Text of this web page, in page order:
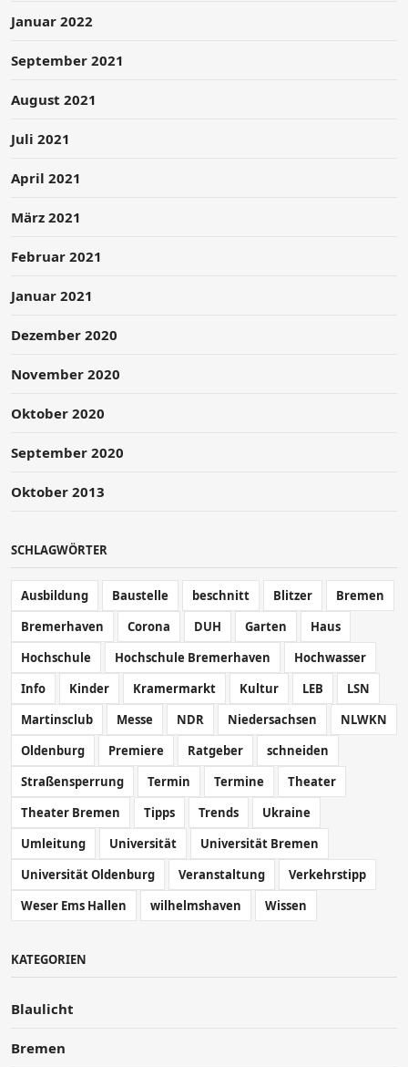
Januar 2022
September 2021
August 2021
Juli 2021
April 2021
März 2021
Februar 2021
Januar 2021
Dezember 2020
November 2020
Oktober 2020
September 2020
Oktober 2013
SCHLAGWÖRTER
Ausbildung Baustelle beschnitt Blitzer
Bremen
Bremerhaven
Corona DUH Garten
Haus
Hochschule
Hochschule Bremerhaven
Hochwasser
Info
Kinder Kramermarkt Kultur LEB
LSN
Martinsclub
Messe NDR Niedersachsen
NLWKN
Oldenburg
Premiere Ratgeber
schneiden
Straßensperrung
Termin Termine
Theater
Theater Bremen
Tipps Trends
Ukraine
Umleitung
Universität
Universität Bremen
Universität Oldenburg
Veranstaltung
Verkehrstipp
Weser Ems Hallen
wilhelmshaven Wissen
KATEGORIEN
Blaulicht
Bremen